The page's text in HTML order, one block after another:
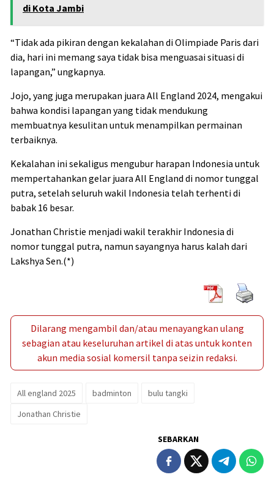
di Kota Jambi
“Tidak ada pikiran dengan kekalahan di Olimpiade Paris dari
dia, hari ini memang saya tidak bisa menguasai situasi di
lapangan,” ungkapnya.
Jojo, yang juga merupakan juara All England 2024, mengakui
bahwa kondisi lapangan yang tidak mendukung
membuatnya kesulitan untuk menampilkan permainan
terbaiknya.
Kekalahan ini sekaligus mengubur harapan Indonesia untuk
mempertahankan gelar juara All England di nomor tunggal
putra, setelah seluruh wakil Indonesia telah terhenti di
babak 16 besar.
Jonathan Christie menjadi wakil terakhir Indonesia di
nomor tunggal putra, namun sayangnya harus kalah dari
Lakshya Sen.(*)
Dilarang mengambil dan/atau menayangkan ulang
sebagian atau keseluruhan artikel di atas untuk konten
akun media sosial komersil tanpa seizin redaksi.
All england 2025 badminton
bulu tangki
Jonathan Christie
SEBARKAN